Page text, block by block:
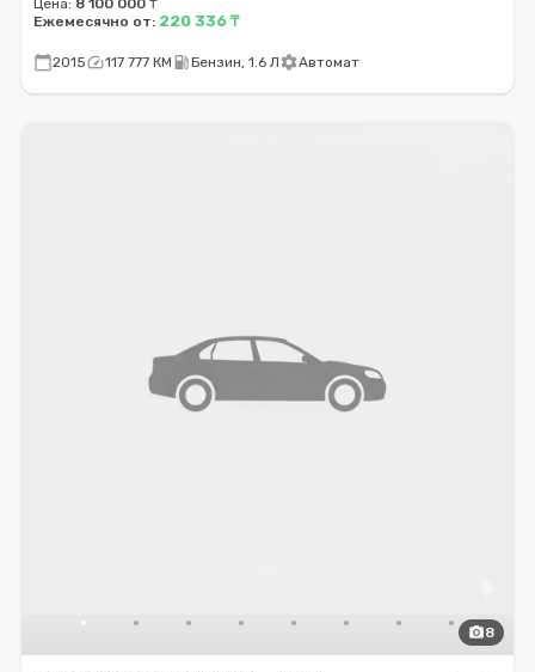
Цена: 8 100 000 ₸
Ежемесячно от: 220 336 ₸
calendar_today2015speed117 777 КМ local_gas_stationБензин, 1.6 ЛsettingsАвтомат
photo_camera8